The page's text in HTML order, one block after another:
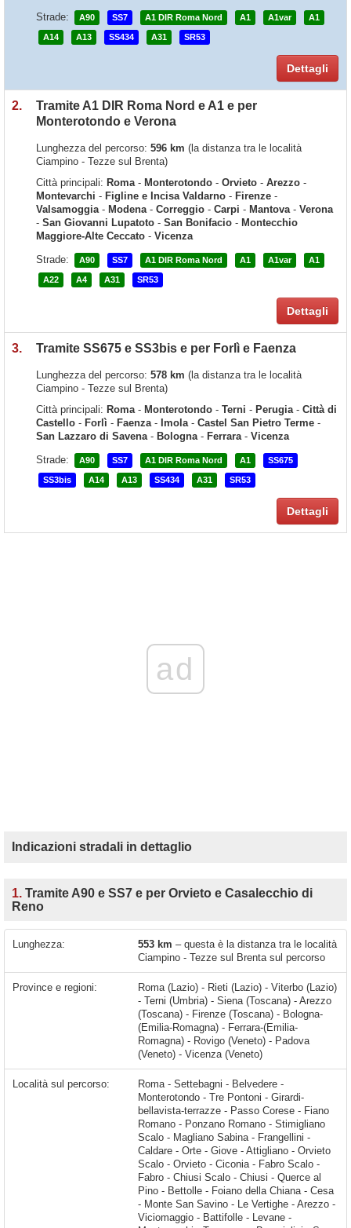
Strade:
A90 SS7 A1 DIR Roma Nord A1 A1var A1
A14 A13 SS434 A31 SR53
Dettagli
2.
Tramite A1 DIR Roma Nord e A1 e per
Monterotondo e Verona
Lunghezza del percorso: 596 km (la distanza tra le località
Ciampino - Tezze sul Brenta)
Città principali: Roma- Monterotondo - Orvieto - Arezzo -
Montevarchi - Figline e Incisa Valdarno - Firenze -
Valsamoggia- Modena- Correggio - Carpi - Mantova- Verona
- San Giovanni Lupatoto - San Bonifacio - Montecchio
Maggiore-Alte Ceccato - Vicenza
Strade:
A90 SS7 A1 DIR Roma Nord A1 A1var A1
A22 A4 A31 SR53
Dettagli
3. Tramite SS675 e SS3bis e per Forlì e Faenza
Lunghezza del percorso: 578 km (la distanza tra le località
Ciampino - Tezze sul Brenta)
Città principali: Roma- Monterotondo - Terni - Perugia- Città di
Castello - Forlì - Faenza- Imola- Castel San Pietro Terme -
San Lazzaro di Savena- Bologna- Ferrara- Vicenza
Strade:
A90 SS7 A1 DIR Roma Nord A1 SS675
SS3bis A14 A13 SS434 A31 SR53
Dettagli
ad
Indicazioni stradali in dettaglio
1. Tramite A90 e SS7 e per Orvieto e Casalecchio di
Reno
Lunghezza: 553 km – questa è la distanza tra le località
Ciampino - Tezze sul Brenta sul percorso
Province e regioni:
Roma (Lazio) - Rieti (Lazio) - Viterbo (Lazio)
- Terni (Umbria) - Siena (Toscana) - Arezzo
(Toscana) - Firenze (Toscana) - Bologna-
(Emilia-Romagna) - Ferrara-(Emilia-
Romagna) - Rovigo (Veneto) - Padova
(Veneto) - Vicenza (Veneto)
Località sul percorso: Roma - Settebagni - Belvedere - Monterotondo - Tre Pontoni - Girardi-bellavista-terrazze - Passo Corese - Fiano Romano - Ponzano Romano - Stimigliano Scalo - Magliano Sabina - Frangellini - Caldare - Orte - Giove - Attigliano - Orvieto Scalo - Orvieto - Ciconia - Fabro Scalo - Fabro - Chiusi Scalo - Chiusi - Querce al Pino - Bettolle - Foiano della Chiana - Cesa - Monte San Savino - Le Vertighe - Arezzo - Viciomaggio - Battifolle - Levane - Montevarchi - Terranuova Bracciolini - San Giovanni Valdarno - Figline Valdarno